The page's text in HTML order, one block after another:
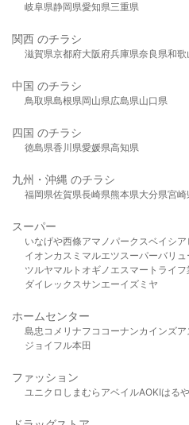
岐阜県静岡県愛知県三重県
関西 のチラシ
滋賀県京都府大阪府兵庫県奈良県和歌
中国 のチラシ
鳥取県島根県岡山県広島県山口県
四国 のチラシ
徳島県香川県愛媛県高知県
九州・沖縄 のチラシ
福岡県佐賀県長崎県熊本県大分県宮崎
スーパー
いなげや西條アマノパークスベイシア
イオンカスミ マルエツスーパーバリュ
ツルヤマルト オギノ エスマート ライフ
ダイレックスサンエーイズミヤ
ホームセンター
島忠 コメリ ナフコ コーナンカインズ
ジョイフル本田
ファッション
ユニクロ しまむら アベイルAOKIはる